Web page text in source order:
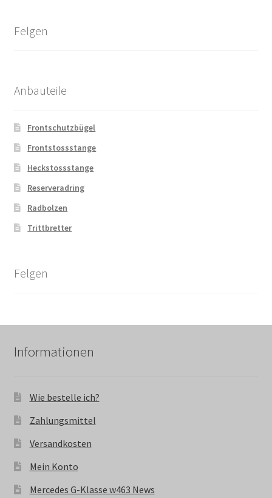
Felgen
Anbauteile
Frontschutzbügel
Frontstossstange
Heckstossstange
Reserveradring
Radbolzen
Trittbretter
Felgen
Informationen
Wie bestelle ich?
Zahlungsmittel
Versandkosten
Mein Konto
Mercedes G-Klasse w463 News